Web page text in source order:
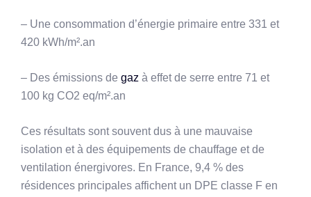
– Une consommation d’énergie primaire entre 331 et
420 kWh/m².an
– Des émissions de gaz à effet de serre entre 71 et
100 kg CO2 eq/m².an
Ces résultats sont souvent dus à une mauvaise
isolation et à des équipements de chauffage et de
ventilation énergivores. En France, 9,4 % des
résidences principales affichent un DPE classe F en